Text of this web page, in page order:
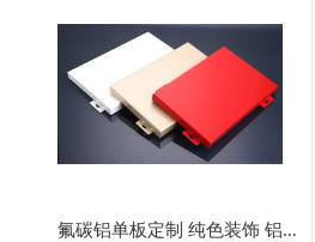
氟碳铝单板定制 纯色装饰 铝单板源头厂家